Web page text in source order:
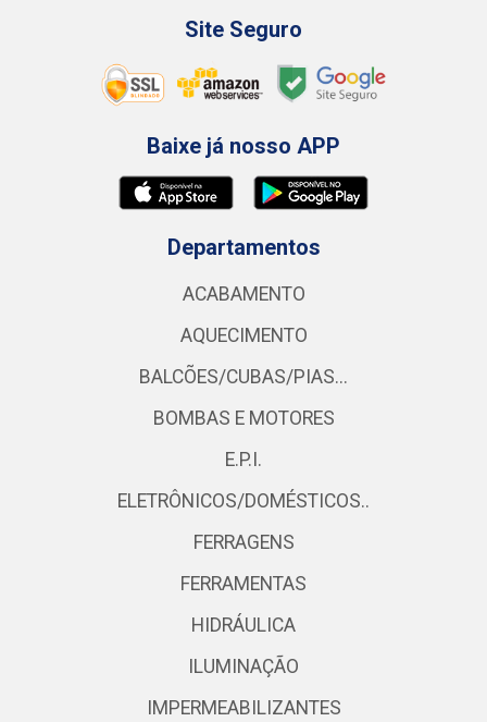
Site Seguro
Baixe já nosso APP
Departamentos
ACABAMENTO
AQUECIMENTO
BALCÕES/CUBAS/PIAS...
BOMBAS E MOTORES
E.P.I.
ELETRÔNICOS/DOMÉSTICOS..
FERRAGENS
FERRAMENTAS
HIDRÁULICA
ILUMINAÇÃO
IMPERMEABILIZANTES